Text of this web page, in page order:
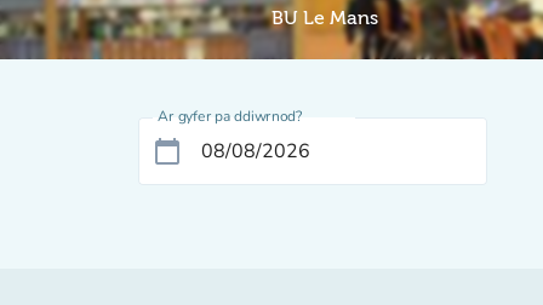
BU Le Mans
Ar gyfer pa ddiwrnod?
calendar_today